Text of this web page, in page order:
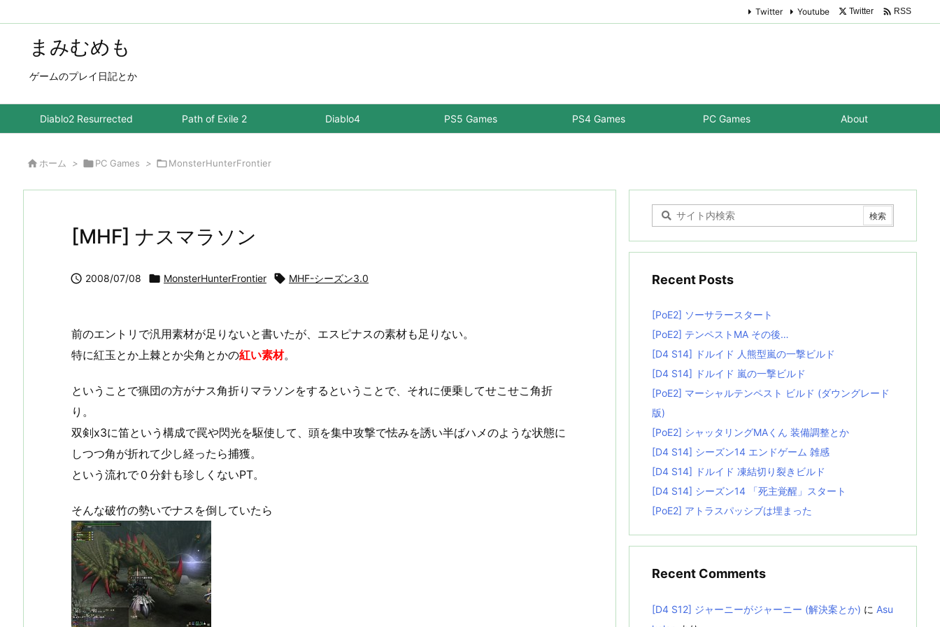
まみむめも
ゲームのプレイ日記とか
Diablo2 Resurrected Path of Exile 2 Diablo4 PS5 Games PS4 Games PC Games About
Twitter Youtube Twitter  RSS
 ホーム > PC Games > MonsterHunterFrontier
[MHF] ナスマラソン
 2008/07/08  MonsterHunterFrontier  MHF-シーズン3.0
前のエントリで汎用素材が足りないと書いたが、エスピナスの素材も足りない。
特に紅玉とか上棘とか尖角とかの紅い素材。
ということで猟団の方がナス角折りマラソンをするということで、それに便乗してせこせこ角折
り。
双剣x3に笛という構成で罠や閃光を駆使して、頭を集中攻撃で怯みを誘い半ばハメのような状態に
しつつ角が折れて少し経ったら捕獲。
という流れで０分針も珍しくないPT。
そんな破竹の勢いでナスを倒していたら
Recent Posts
[PoE2] ソーサラースタート
[PoE2] テンペストMA その後…
[D4 S14] ドルイド 人熊型嵐の一撃ビルド
[D4 S14] ドルイド 嵐の一撃ビルド
[PoE2] マーシャルテンペスト ビルド (ダウングレード
版)
[PoE2] シャッタリングMAくん 装備調整とか
[D4 S14] シーズン14 エンドゲーム 雑感
[D4 S14] ドルイド 凍結切り裂きビルド
[D4 S14] シーズン14 「死主覚醒」スタート
[PoE2] アトラスパッシブは埋まった
Recent Comments
[D4 S12] ジャーニーがジャーニー (解決案とか) に Asu